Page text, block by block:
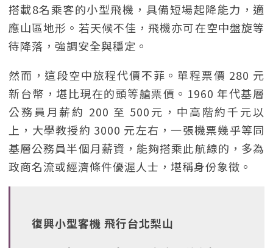
搭載8名乘客的小型飛機，具備短場起降能力，適
應山區地形。若天候不佳，飛機亦可在空中盤旋等
待降落，強調安全與穩定。
然而，這段空中旅程代價不菲。單程票價 280 元
新台幣，堪比現在的頭等艙票價。1960 年代基層
公務員月薪約 200 至 500元，中高階約千元以
上，大學教授約 3000 元左右，一張機票幾乎等同
基層公務員半個月薪資，能夠搭乘此航線的，多為
政商名流或經濟條件優渥人士，堪稱身份象徵。
復興小型客機 飛行台北梨山